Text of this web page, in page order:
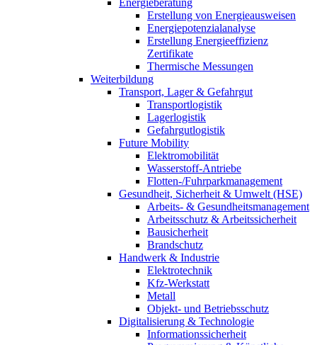
Erstellung von Energieausweisen
Energiepotenzialanalyse
Erstellung Energieeffizienz
Zertifikate
Thermische Messungen
Weiterbildung
Transport, Lager & Gefahrgut
Transportlogistik
Lagerlogistik
Gefahrgutlogistik
Future Mobility
Elektromobilität
Wasserstoff-Antriebe
Flotten-/Fuhrparkmanagement
Gesundheit, Sicherheit & Umwelt (HSE)
Arbeits- & Gesundheitsmanagement
Arbeitsschutz & Arbeitssicherheit
Bausicherheit
Brandschutz
Handwerk & Industrie
Elektrotechnik
Kfz-Werkstatt
Metall
Objekt- und Betriebsschutz
Digitalisierung & Technologie
Informationssicherheit